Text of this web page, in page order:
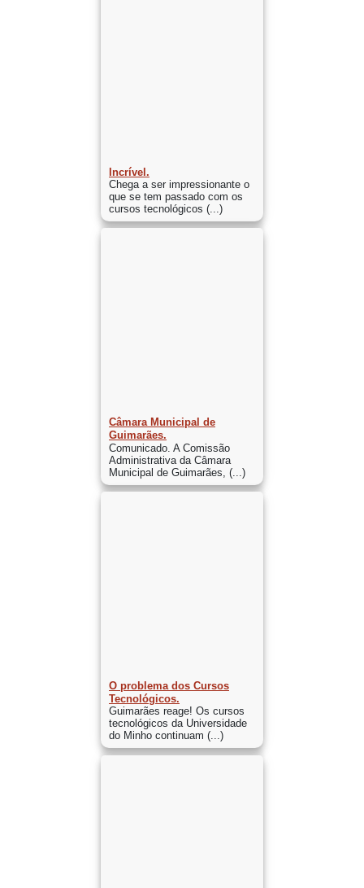
Incrível.
Chega a ser impressionante o
que se tem passado com os
cursos tecnológicos (...)
Câmara Municipal de
Guimarães.
Comunicado. A Comissão
Administrativa da Câmara
Municipal de Guimarães, (...)
O problema dos Cursos
Tecnológicos.
Guimarães reage! Os cursos
tecnológicos da Universidade
do Minho continuam (...)